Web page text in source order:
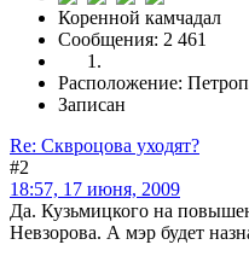
Коренной камчадал
Сообщения: 2 461
Расположение:
Записан
Re: Сквроцова уходят?
#2
18:57, 17 июня, 2009
Да. Кузьмицкого на
Невзорова. А мэр будет